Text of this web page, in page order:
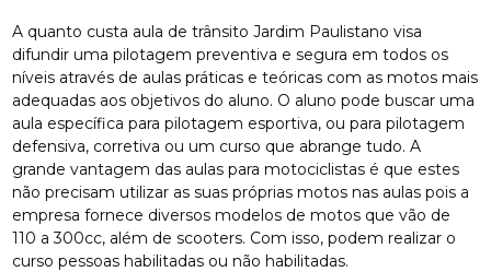
A quanto custa aula de trânsito Jardim Paulistano visa
difundir uma pilotagem preventiva e segura em todos os
níveis através de aulas práticas e teóricas com as motos mais
adequadas aos objetivos do aluno. O aluno pode buscar uma
aula específica para pilotagem esportiva, ou para pilotagem
defensiva, corretiva ou um curso que abrange tudo. A
grande vantagem das aulas para motociclistas é que estes
não precisam utilizar as suas próprias motos nas aulas pois a
empresa fornece diversos modelos de motos que vão de
110 a 300cc, além de scooters. Com isso, podem realizar o
curso pessoas habilitadas ou não habilitadas.